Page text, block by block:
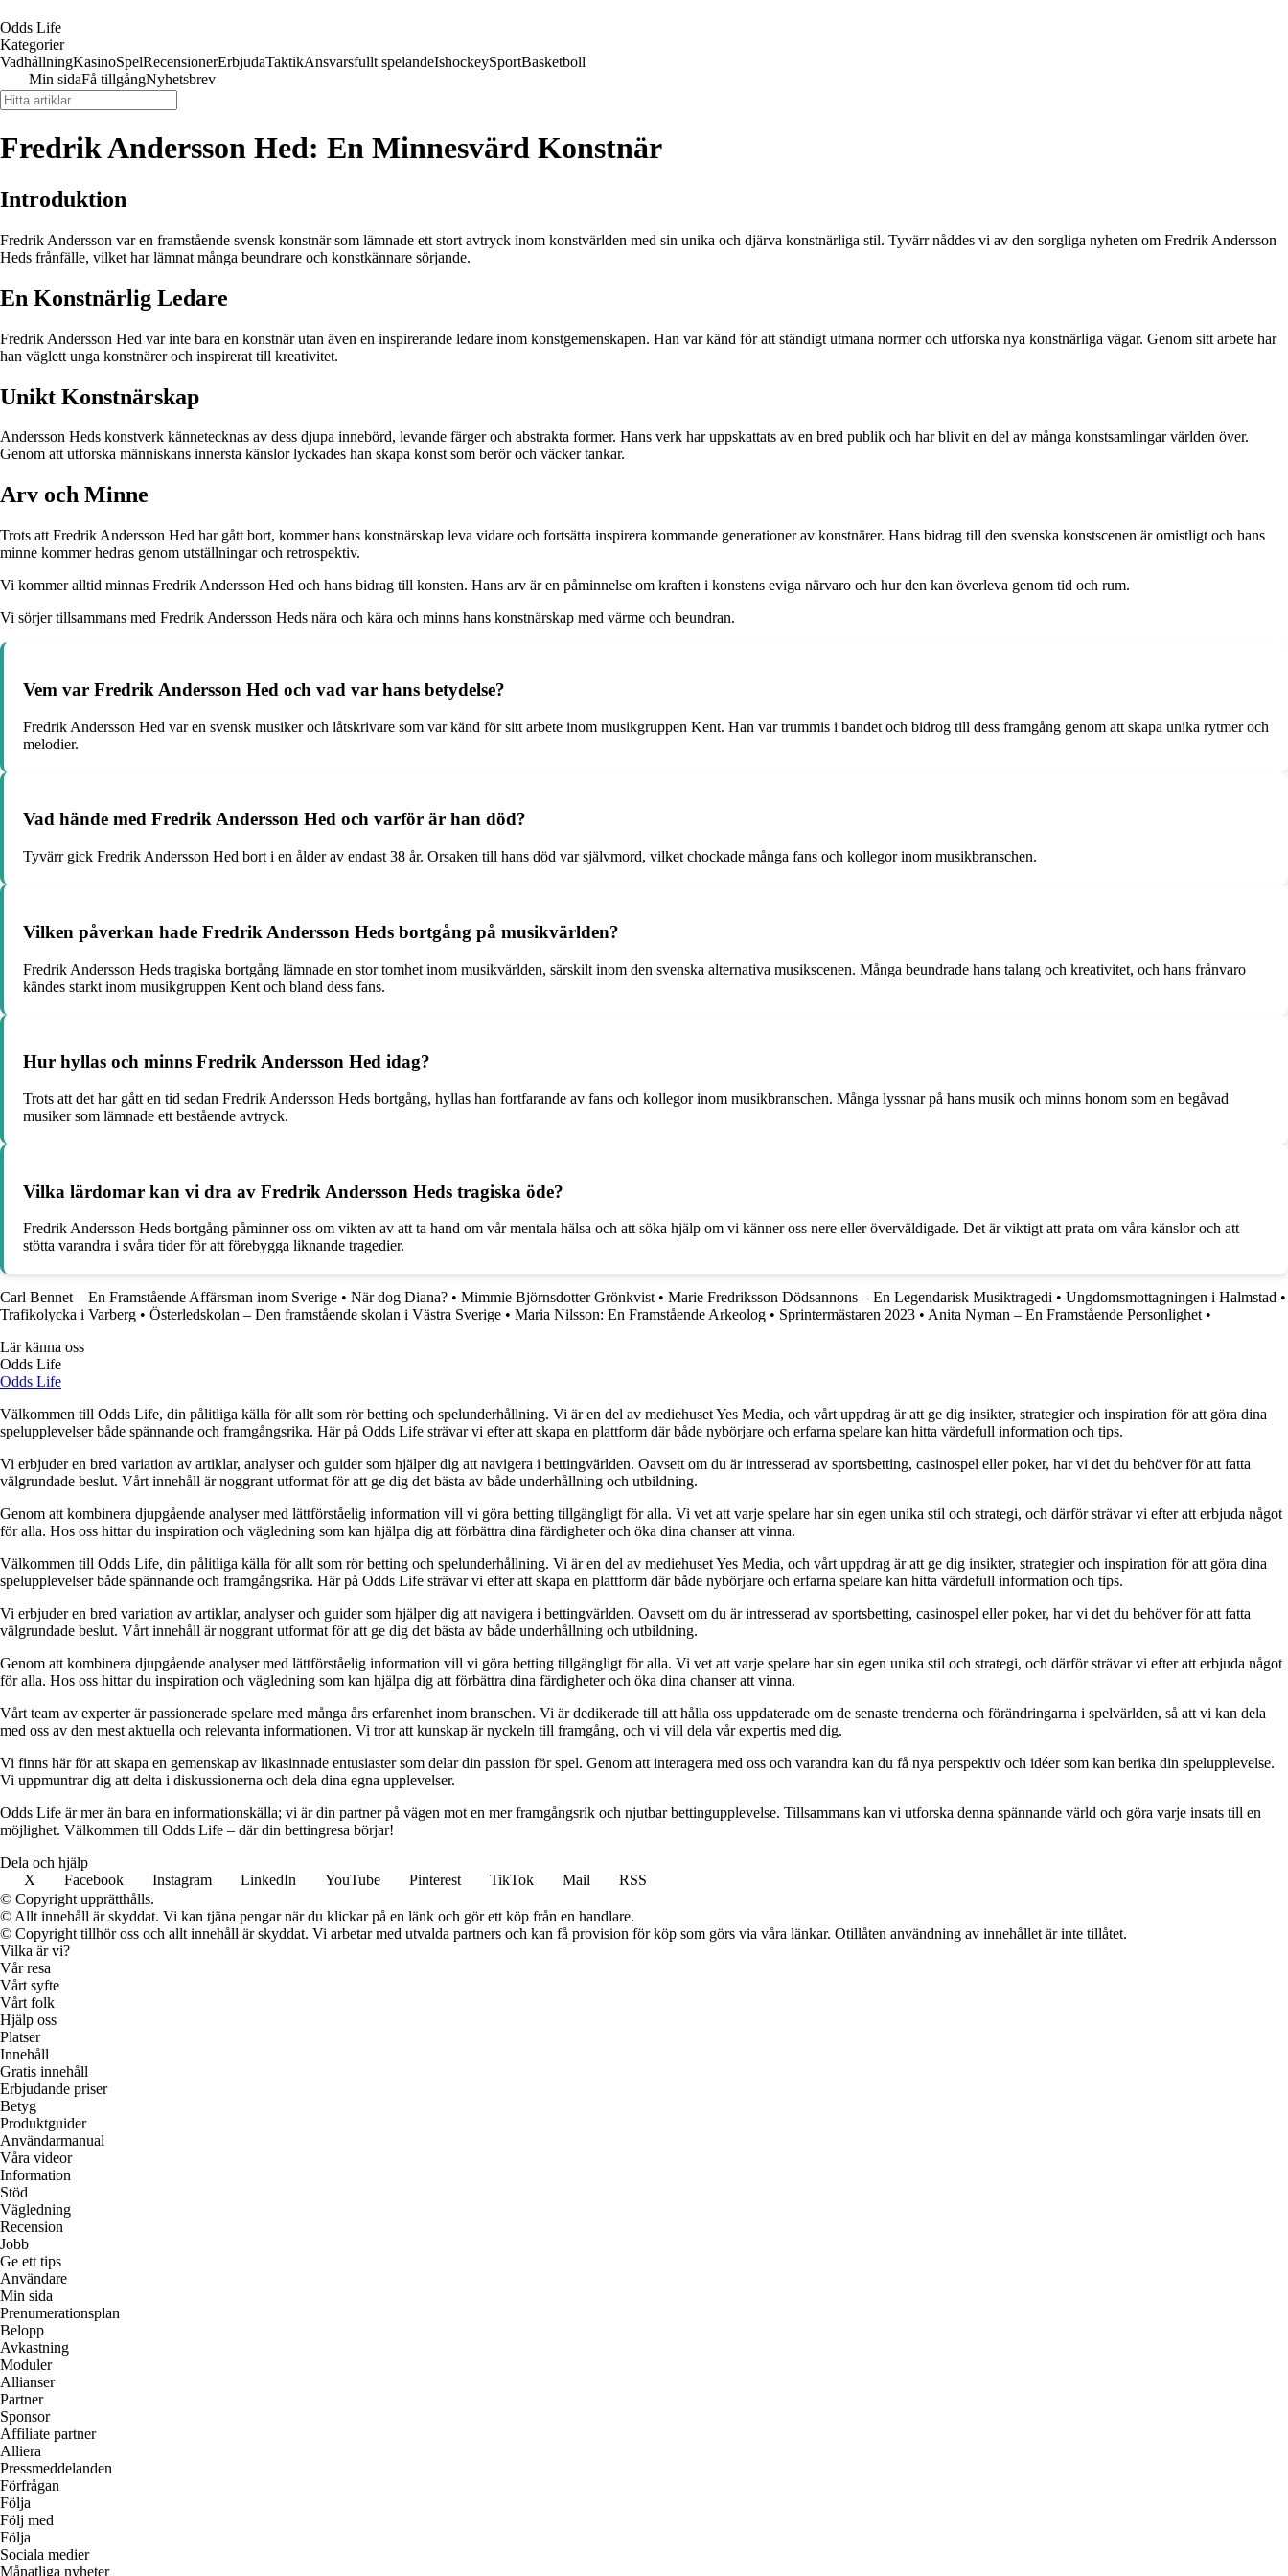
Odds Life
Kategorier
VadhållningKasinoSpelRecensionerErbjudaTaktikAnsvarsfullt spelandeIshockeySportBasketboll
Min sidaFå tillgångNyhetsbrev
Fredrik Andersson Hed: En Minnesvärd Konstnär
Introduktion
Fredrik Andersson var en framstående svensk konstnär som lämnade ett stort avtryck inom konstvärlden med sin unika och djärva konstnärliga stil. Tyvärr nåddes vi av den sorgliga nyheten om Fredrik Andersson
Heds frånfälle, vilket har lämnat många beundrare och konstkännare sörjande.
En Konstnärlig Ledare
Fredrik Andersson Hed var inte bara en konstnär utan även en inspirerande ledare inom konstgemenskapen. Han var känd för att ständigt utmana normer och utforska nya konstnärliga vägar. Genom sitt arbete har
han väglett unga konstnärer och inspirerat till kreativitet.
Unikt Konstnärskap
Andersson Heds konstverk kännetecknas av dess djupa innebörd, levande färger och abstrakta former. Hans verk har uppskattats av en bred publik och har blivit en del av många konstsamlingar världen över.
Genom att utforska människans innersta känslor lyckades han skapa konst som berör och väcker tankar.
Arv och Minne
Trots att Fredrik Andersson Hed har gått bort, kommer hans konstnärskap leva vidare och fortsätta inspirera kommande generationer av konstnärer. Hans bidrag till den svenska konstscenen är omistligt och hans
minne kommer hedras genom utställningar och retrospektiv.
Vi kommer alltid minnas Fredrik Andersson Hed och hans bidrag till konsten. Hans arv är en påminnelse om kraften i konstens eviga närvaro och hur den kan överleva genom tid och rum.
Vi sörjer tillsammans med Fredrik Andersson Heds nära och kära och minns hans konstnärskap med värme och beundran.
Vem var Fredrik Andersson Hed och vad var hans betydelse?
Fredrik Andersson Hed var en svensk musiker och låtskrivare som var känd för sitt arbete inom musikgruppen Kent. Han var trummis i bandet och bidrog till dess framgång genom att skapa unika rytmer och
melodier.
Vad hände med Fredrik Andersson Hed och varför är han död?
Tyvärr gick Fredrik Andersson Hed bort i en ålder av endast 38 år. Orsaken till hans död var självmord, vilket chockade många fans och kollegor inom musikbranschen.
Vilken påverkan hade Fredrik Andersson Heds bortgång på musikvärlden?
Fredrik Andersson Heds tragiska bortgång lämnade en stor tomhet inom musikvärlden, särskilt inom den svenska alternativa musikscenen. Många beundrade hans talang och kreativitet, och hans frånvaro
kändes starkt inom musikgruppen Kent och bland dess fans.
Hur hyllas och minns Fredrik Andersson Hed idag?
Trots att det har gått en tid sedan Fredrik Andersson Heds bortgång, hyllas han fortfarande av fans och kollegor inom musikbranschen. Många lyssnar på hans musik och minns honom som en begåvad
musiker som lämnade ett bestående avtryck.
Vilka lärdomar kan vi dra av Fredrik Andersson Heds tragiska öde?
Fredrik Andersson Heds bortgång påminner oss om vikten av att ta hand om vår mentala hälsa och att söka hjälp om vi känner oss nere eller överväldigade. Det är viktigt att prata om våra känslor och att
stötta varandra i svåra tider för att förebygga liknande tragedier.
Carl Bennet – En Framstående Affärsman inom Sverige • När dog Diana? • Mimmie Björnsdotter Grönkvist• Marie Fredriksson Dödsannons – En Legendarisk Musiktragedi • Ungdomsmottagningen i Halmstad •
Trafikolycka i Varberg • Österledskolan – Den framstående skolan i Västra Sverige • Maria Nilsson: En Framstående Arkeolog • Sprintermästaren 2023 • Anita Nyman – En Framstående Personlighet•
Lär känna oss
Odds Life
Odds Life
Välkommen till Odds Life, din pålitliga källa för allt som rör betting och spelunderhållning. Vi är en del av mediehuset Yes Media, och vårt uppdrag är att ge dig insikter, strategier och inspiration för att göra dina
spelupplevelser både spännande och framgångsrika. Här på Odds Life strävar vi efter att skapa en plattform där både nybörjare och erfarna spelare kan hitta värdefull information och tips.
Vi erbjuder en bred variation av artiklar, analyser och guider som hjälper dig att navigera i bettingvärlden. Oavsett om du är intresserad av sportsbetting, casinospel eller poker, har vi det du behöver för att fatta
välgrundade beslut. Vårt innehåll är noggrant utformat för att ge dig det bästa av både underhållning och utbildning.
Genom att kombinera djupgående analyser med lättförståelig information vill vi göra betting tillgängligt för alla. Vi vet att varje spelare har sin egen unika stil och strategi, och därför strävar vi efter att erbjuda något
för alla. Hos oss hittar du inspiration och vägledning som kan hjälpa dig att förbättra dina färdigheter och öka dina chanser att vinna.
Välkommen till Odds Life, din pålitliga källa för allt som rör betting och spelunderhållning. Vi är en del av mediehuset Yes Media, och vårt uppdrag är att ge dig insikter, strategier och inspiration för att göra dina
spelupplevelser både spännande och framgångsrika. Här på Odds Life strävar vi efter att skapa en plattform där både nybörjare och erfarna spelare kan hitta värdefull information och tips.
Vi erbjuder en bred variation av artiklar, analyser och guider som hjälper dig att navigera i bettingvärlden. Oavsett om du är intresserad av sportsbetting, casinospel eller poker, har vi det du behöver för att fatta
välgrundade beslut. Vårt innehåll är noggrant utformat för att ge dig det bästa av både underhållning och utbildning.
Genom att kombinera djupgående analyser med lättförståelig information vill vi göra betting tillgängligt för alla. Vi vet att varje spelare har sin egen unika stil och strategi, och därför strävar vi efter att erbjuda något
för alla. Hos oss hittar du inspiration och vägledning som kan hjälpa dig att förbättra dina färdigheter och öka dina chanser att vinna.
Vårt team av experter är passionerade spelare med många års erfarenhet inom branschen. Vi är dedikerade till att hålla oss uppdaterade om de senaste trenderna och förändringarna i spelvärlden, så att vi kan dela
med oss av den mest aktuella och relevanta informationen. Vi tror att kunskap är nyckeln till framgång, och vi vill dela vår expertis med dig.
Vi finns här för att skapa en gemenskap av likasinnade entusiaster som delar din passion för spel. Genom att interagera med oss och varandra kan du få nya perspektiv och idéer som kan berika din spelupplevelse.
Vi uppmuntrar dig att delta i diskussionerna och dela dina egna upplevelser.
Odds Life är mer än bara en informationskälla; vi är din partner på vägen mot en mer framgångsrik och njutbar bettingupplevelse. Tillsammans kan vi utforska denna spännande värld och göra varje insats till en
möjlighet. Välkommen till Odds Life – där din bettingresa börjar!
Dela och hjälp
X
Facebook Instagram LinkedIn YouTube Pinterest TikTok Mail
RSS
© Copyright upprätthålls.
© Allt innehåll är skyddat. Vi kan tjäna pengar när du klickar på en länk och gör ett köp från en handlare.
© Copyright tillhör oss och allt innehåll är skyddat. Vi arbetar med utvalda partners och kan få provision för köp som görs via våra länkar. Otillåten användning av innehållet är inte tillåtet.
Vilka är vi?
Vår resa
Vårt syfte
Vårt folk
Hjälp oss
Platser
Innehåll
Gratis innehåll
Erbjudande priser
Betyg
Produktguider
Användarmanual
Våra videor
Information
Stöd
Vägledning
Recension
Jobb
Ge ett tips
Användare
Min sida
Prenumerationsplan
Belopp
Avkastning
Moduler
Allianser
Partner
Sponsor
Affiliate partner
Alliera
Pressmeddelanden
Förfrågan
Följa
Följ med
Följa
Sociala medier
Månatliga nyheter